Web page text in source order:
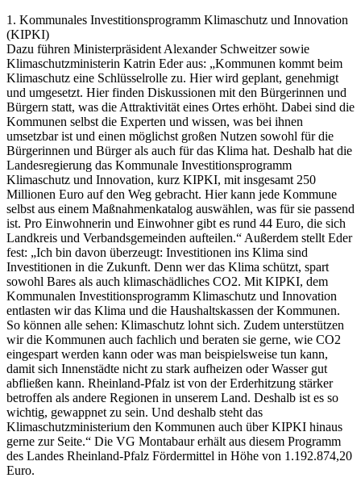
1. Kommunales Investitionsprogramm Klimaschutz und Innovation
(KIPKI)
Dazu führen Ministerpräsident Alexander Schweitzer sowie
Klimaschutzministerin Katrin Eder aus: „Kommunen kommt beim
Klimaschutz eine Schlüsselrolle zu. Hier wird geplant, genehmigt
und umgesetzt. Hier finden Diskussionen mit den Bürgerinnen und
Bürgern statt, was die Attraktivität eines Ortes erhöht. Dabei sind die
Kommunen selbst die Experten und wissen, was bei ihnen
umsetzbar ist und einen möglichst großen Nutzen sowohl für die
Bürgerinnen und Bürger als auch für das Klima hat. Deshalb hat die
Landesregierung das Kommunale Investitionsprogramm
Klimaschutz und Innovation, kurz KIPKI, mit insgesamt 250
Millionen Euro auf den Weg gebracht. Hier kann jede Kommune
selbst aus einem Maßnahmenkatalog auswählen, was für sie passend
ist. Pro Einwohnerin und Einwohner gibt es rund 44 Euro, die sich
Landkreis und Verbandsgemeinden aufteilen.“ Außerdem stellt Eder
fest: „Ich bin davon überzeugt: Investitionen ins Klima sind
Investitionen in die Zukunft. Denn wer das Klima schützt, spart
sowohl Bares als auch klimaschädliches CO2. Mit KIPKI, dem
Kommunalen Investitionsprogramm Klimaschutz und Innovation
entlasten wir das Klima und die Haushaltskassen der Kommunen.
So können alle sehen: Klimaschutz lohnt sich. Zudem unterstützen
wir die Kommunen auch fachlich und beraten sie gerne, wie CO2
eingespart werden kann oder was man beispielsweise tun kann,
damit sich Innenstädte nicht zu stark aufheizen oder Wasser gut
abfließen kann. Rheinland-Pfalz ist von der Erderhitzung stärker
betroffen als andere Regionen in unserem Land. Deshalb ist es so
wichtig, gewappnet zu sein. Und deshalb steht das
Klimaschutzministerium den Kommunen auch über KIPKI hinaus
gerne zur Seite.“ Die VG Montabaur erhält aus diesem Programm
des Landes Rheinland-Pfalz Fördermittel in Höhe von 1.192.874,20
Euro.